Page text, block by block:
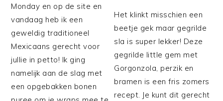
Monday en op de site en
vandaag heb ik een
geweldig traditioneel
Mexicaans gerecht voor
jullie in petto! Ik ging
namelijk aan de slag met
een opgebakken bonen
Het klinkt misschien een
beetje gek maar gegrilde
sla is super lekker! Deze
gegrilde little gem met
Gorgonzola, perzik en
bramen is een fris zomers
recept. Je kunt dit gerecht